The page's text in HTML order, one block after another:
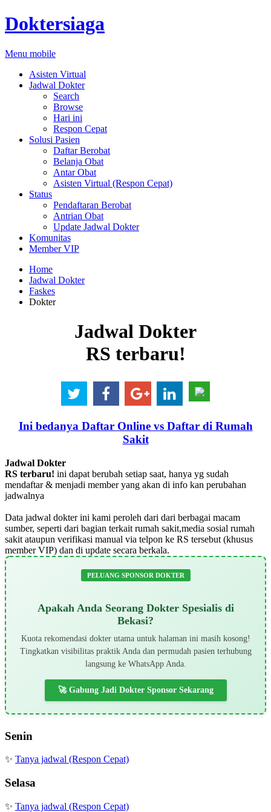
Doktersiaga
Menu mobile
Asisten Virtual
Jadwal Dokter
Search
Browse
Hari ini
Respon Cepat
Solusi Pasien
Daftar Berobat
Belanja Obat
Antar Obat
Asisten Virtual (Respon Cepat)
Status
Pendaftaran Berobat
Antrian Obat
Update Jadwal Dokter
Komunitas
Member VIP
Home
Jadwal Dokter
Faskes
Dokter
Jadwal Dokter
RS terbaru!
Ini bedanya Daftar Online vs Daftar di Rumah
Sakit
Jadwal Dokter
RS terbaru! ini dapat berubah setiap saat, hanya yg sudah
mendaftar & menjadi member yang akan di info kan perubahan
jadwalnya
Data jadwal dokter ini kami peroleh dari dari berbagai macam
sumber, seperti dari bagian terkait rumah sakit,media sosial rumah
sakit ataupun verifikasi manual via telpon ke RS tersebut (khusus
member VIP) dan di update secara berkala.
PELUANG SPONSOR DOKTER
Apakah Anda Seorang Dokter Spesialis di
Bekasi?
Kuota rekomendasi dokter utama untuk halaman ini masih kosong!
Tingkatkan visibilitas praktik Anda dan permudah pasien terhubung
langsung ke WhatsApp Anda.
🚀 Gabung Jadi Dokter Sponsor Sekarang
Senin
✨ Tanya jadwal (Respon Cepat)
Selasa
✨ Tanya jadwal (Respon Cepat)